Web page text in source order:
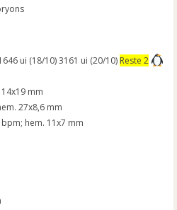
ui (18/10) 3161 ui (20/10) Reste 2
mm
27x8,6 mm
hem. 11x7 mm